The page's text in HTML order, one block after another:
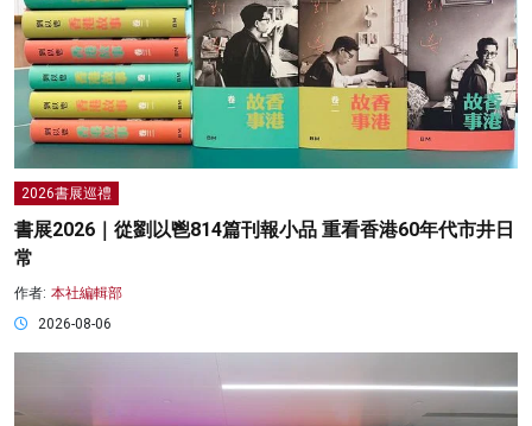
2026書展巡禮
書展2026｜從劉以鬯814篇刊報小品 重看香港60年代市井日
常
作者: 本社編輯部
2026-08-06